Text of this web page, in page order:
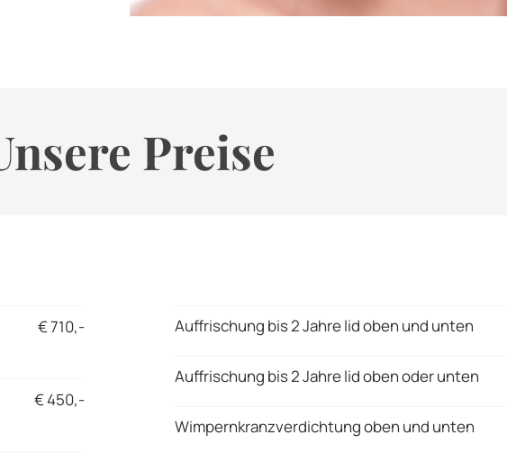
Preise
€ 710,-
€ 450,-
Auffrischung bis 2 Jahre lid oben und unten
Auffrischung bis 2 Jahre lid oben oder unten
Wimpernkranzverdichtung oben und unten